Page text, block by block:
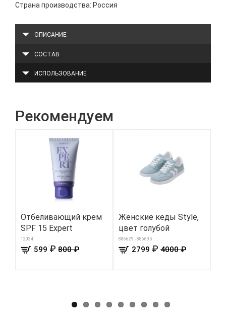
Страна производства: Россия
ОПИСАНИЕ
СОСТАВ
ИСПОЛЬЗОВАНИЕ
Рекомендуем
Отбеливающий крем
SPF 15 Expert
12034
599 ₽ 800 ₽
Женские кеды Style,
цвет голубой
886629 - 886635
2799 ₽ 4000 ₽